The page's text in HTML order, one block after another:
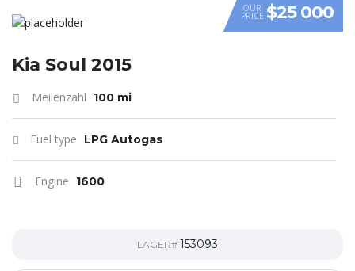
VIDEO
OUR
PRICE $25 000
Kia Soul 2015
Meilenzahl 100 mi
Fuel type LPG Autogas
Engine 1600
LAGER# 153093